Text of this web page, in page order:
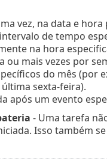
vez, na data e hora
de tempo
na hora
mais vezes por
do mês (por
sexta-feira).
após um evento
- Uma tarefa
Isso também